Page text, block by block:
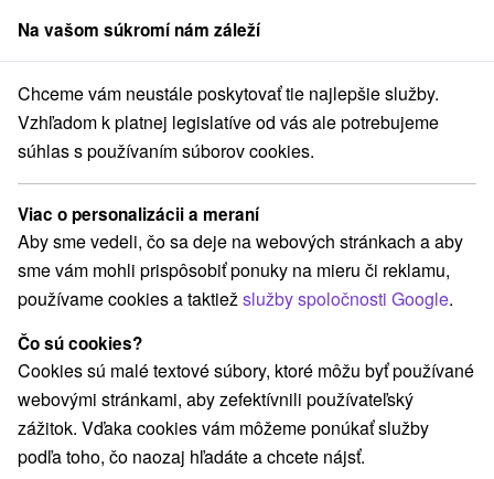
člen skupinySorger
Slovensko Banskobystrický kraj Detva Pútnické miesto Detva
Pútnické miesto Detva
Domovská stránka Navigovať do miesta
+421 45 54 55 243 detva@fara.sk
Facebook
Google recenzie
962 12 DetvaGPS:
N +48° 33' 54.95''
Na vašom súkromí nám záleží
Chceme vám neustále poskytovať tie najlepšie služby.
Vzhľadom k platnej legislatíve od vás ale potrebujeme
súhlas s používaním súborov cookies.
Viac o personalizácii a meraní
Aby sme vedeli, čo sa deje na webových stránkach a aby
sme vám mohli prispôsobiť ponuky na mieru či reklamu,
používame cookies a taktiežslužby spoločnosti Google.
Čo sú cookies?
Cookies sú malé textové súbory, ktoré môžu byť používané
webovými stránkami, aby zefektívnili používateľský
zážitok. Vďaka cookies vám môžeme ponúkať služby
podľa toho, čo naozaj hľadáte a chcete nájsť.